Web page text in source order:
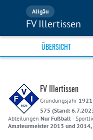
Allgäu
FV Illertissen
ÜBERSICHT
FV Illertissen
Gründungsjahr 1921
575 (Stand:
Abteilungen Nur Fußball ·
Amateurmeister 2013 und